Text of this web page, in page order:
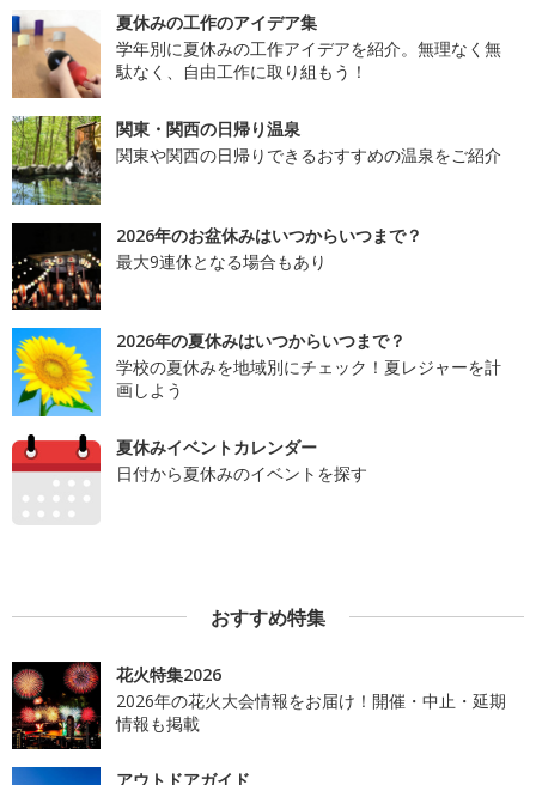
夏休みの工作のアイデア集
学年別に夏休みの工作アイデアを紹介。無理なく無
駄なく、自由工作に取り組もう！
関東・関西の日帰り温泉
関東や関西の日帰りできるおすすめの温泉をご紹介
2026年のお盆休みはいつからいつまで？
最大9連休となる場合もあり
2026年の夏休みはいつからいつまで？
学校の夏休みを地域別にチェック！夏レジャーを計
画しよう
夏休みイベントカレンダー
日付から夏休みのイベントを探す
おすすめ特集
花火特集2026
2026年の花火大会情報をお届け！開催・中止・延期
情報も掲載
アウトドアガイド